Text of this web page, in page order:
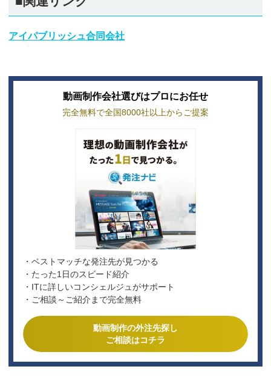
アイパブリッシュ合同会社
動画制作会社選びはプロにお任せ
完全無料で全国8000社以上からご提案
・ベストマッチな発注先が見つかる
・たった1日のスピード紹介
・ITに詳しいコンシェルジュがサポート
・ご相談～ご紹介まで完全無料
動画制作の外注先探し
ご相談はコチラ